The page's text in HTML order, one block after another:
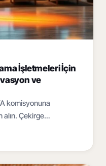
İşletmeleri İçin
ve
komisyonuna
Çekirge
mobil öncelikli